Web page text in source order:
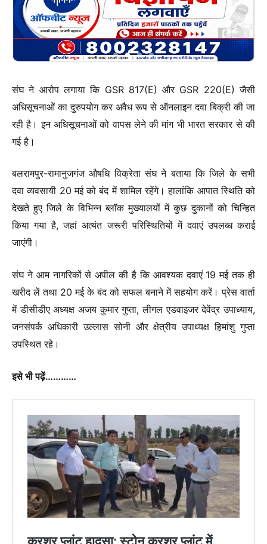
संघ ने आरोप लगाया कि GSR 817(E) और GSR 220(E) जैसी
अधिसूचनाओं का दुरुपयोग कर अवैध रूप से ऑनलाइन दवा बिक्री की जा
रही है। इन अधिसूचनाओं को वापस लेने की मांग भी भारत सरकार से की
गई है।
बलरामपुर-रामानुजगंज औषधि विक्रेता संघ ने बताया कि जिले के सभी
दवा व्यवसायी 20 मई को बंद में शामिल रहेंगे। हालांकि आपात स्थिति को
देखते हुए जिले के विभिन्न ब्लॉक मुख्यालयों में कुछ दुकानों को चिन्हित
किया गया है, जहां अत्यंत जरूरी परिस्थितियों में दवाएं उपलब्ध कराई
जाएंगी।
संघ ने आम नागरिकों से अपील की है कि आवश्यक दवाएं 19 मई तक ही
खरीद लें तथा 20 मई के बंद को सफल बनाने में सहयोग करें। प्रेस वार्ता
में डीसीडीए अध्यक्ष अजय कुमार गुप्ता, लीगल एडवाइजर देवेंद्र उपाध्याय,
जनसंपर्क अधिकारी उल्लास सोनी और क्षेत्रीय उपाध्यक्ष हिमांशु गुप्ता
उपस्थित रहे।
इसे भी पढ़ें…………